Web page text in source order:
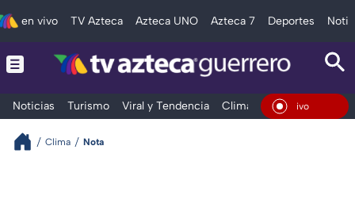
en vivo TV Azteca Azteca UNO Azteca 7 Deportes
Noticias Turismo Viral y Tendencia Clima Deportes
En Vivo
Clima Nota